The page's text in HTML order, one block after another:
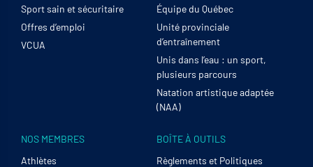
Sport sain et sécuritaire
Offres d’emploi
VCUA
Équipe du Québec
Unité provinciale
d’entraînement
Unis dans l’eau : un sport,
plusieurs parcours
Natation artistique adaptée
(NAA)
NOS MEMBRES
Athlètes
BOÎTE À OUTILS
Règlements et Politiques